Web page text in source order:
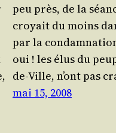
peu près, de la
croyait du moins
par la
oui ! les élus du
de-Ville, n’ont pas
mai 15, 2008